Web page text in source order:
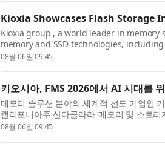
Kioxia Showcases Flash Storage
Kioxia group , a world leader in
memory and SSD technologies,
Super High IOPS SSDs, optimized for
08월 06일 09:45
키오시아, FMS 2026에서 AI 시대를
메모리 솔루션 분야의 세계적 선도 기업인
캘리포니아주 산타클라라 ‘메모리 및 스토
Storage)’ 행사에서 GPU 직접 액세스에 ...
08월 06일 09:45